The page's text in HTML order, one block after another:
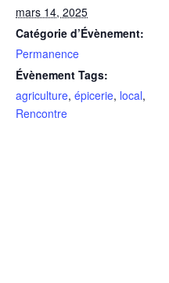
mars 14, 2025
Catégorie d’Évènement:
Permanence
Évènement Tags:
agriculture, épicerie, local,
Rencontre